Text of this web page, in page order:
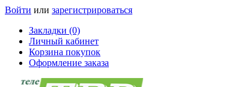
Войти или зарегистрироваться
Закладки (0)
Личный кабинет
Корзина покупок
Оформление заказа